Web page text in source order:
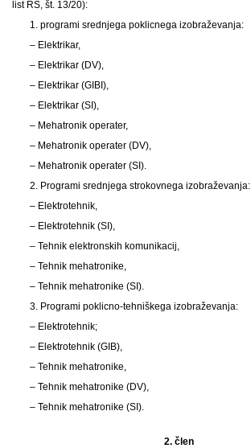
list RS, št. 13/20):
1. programi srednjega poklicnega izobraževanja:
– Elektrikar,
– Elektrikar (DV),
– Elektrikar (GIBI),
– Elektrikar (SI),
– Mehatronik operater,
– Mehatronik operater (DV),
– Mehatronik operater (SI).
2. Programi srednjega strokovnega izobraževanja:
– Elektrotehnik,
– Elektrotehnik (SI),
– Tehnik elektronskih komunikacij,
– Tehnik mehatronike,
– Tehnik mehatronike (SI).
3. Programi poklicno-tehniškega izobraževanja:
– Elektrotehnik;
– Elektrotehnik (GIB),
– Tehnik mehatronike,
– Tehnik mehatronike (DV),
– Tehnik mehatronike (SI).
2. člen